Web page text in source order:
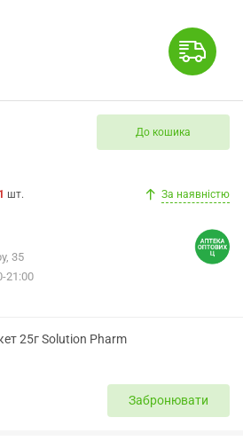
До кошика
1 шт. За наявністю
35
21:00
25г Solution Pharm
Забронювати